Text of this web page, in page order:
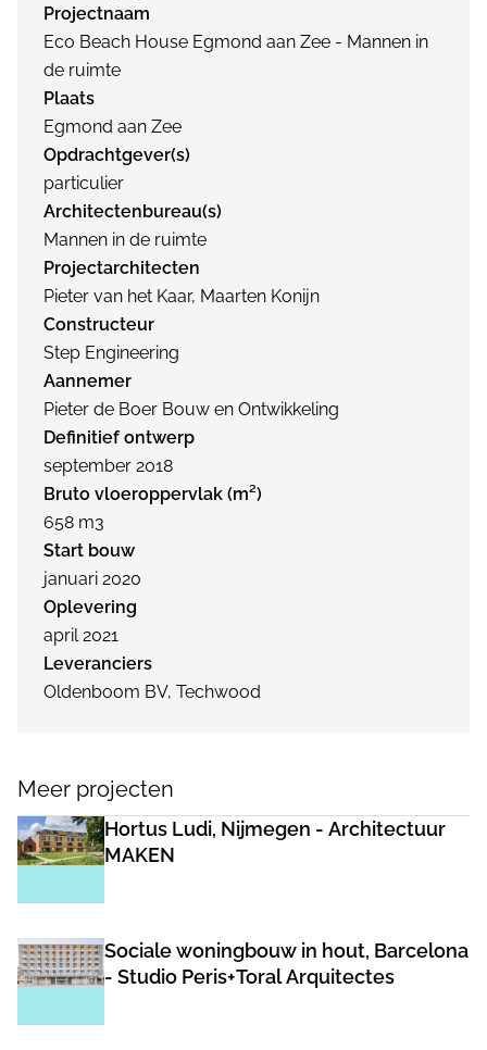
Projectnaam
Eco Beach House Egmond aan Zee - Mannen in
de ruimte
Plaats
Egmond aan Zee
Opdrachtgever(s)
particulier
Architectenbureau(s)
Mannen in de ruimte
Projectarchitecten
Pieter van het Kaar, Maarten Konijn
Constructeur
Step Engineering
Aannemer
Pieter de Boer Bouw en Ontwikkeling
Definitief ontwerp
september 2018
Bruto vloeroppervlak (m²)
658 m3
Start bouw
januari 2020
Oplevering
april 2021
Leveranciers
Oldenboom BV, Techwood
Meer projecten
Hortus Ludi, Nijmegen - Architectuur
MAKEN
Sociale woningbouw in hout, Barcelona
- Studio Peris+Toral Arquitectes